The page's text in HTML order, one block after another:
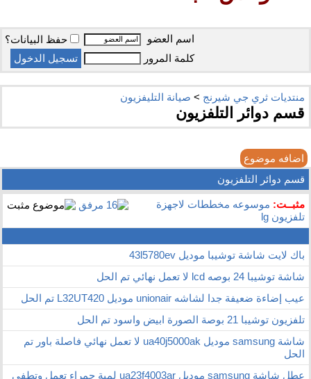
اسم العضو
حفظ البيانات؟
كلمة المرور
منتديات ثري جي شيرنج > صيانة التليفزيون
قسم دوائر التلفزيون
اضافه موضوع
قسم دوائر التلفزيون
مثبــت: موسوعه مخططات لاجهزة
تلفزيون lg
باك لايت شاشة توشيبا موديل 43l5780ev
شاشة توشيبا 24 بوصه lcd لا تعمل نهائي تم الحل
عيب إضاءة ضعيفة جدا لشاشه unionair موديل L32UT420 تم الحل
تلفزيون توشيبا 21 بوصة الصورة ابيض واسود تم الحل
شاشة samsung موديل ua40j5000ak لا تعمل نهائي فاصلة باور تم
الحل
عطل شاشة samsung موديل ua23f4003ar لمبة حمراء تعمل وتطفى